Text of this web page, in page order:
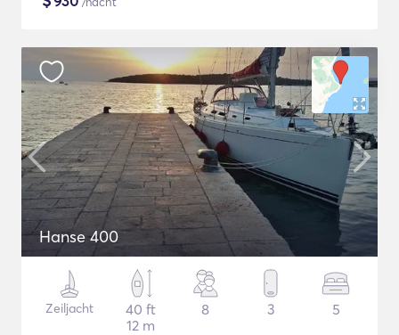
Hanse 400
Zeiljacht
40 ft
12 m
8 3 5